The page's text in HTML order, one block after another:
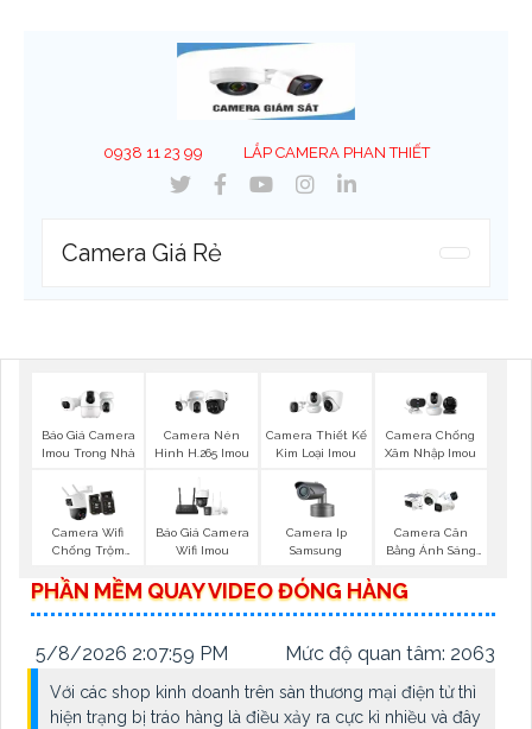
0938 11 23 99 LẮP CAMERA PHAN THIẾT
Camera Giá Rẻ
Báo Giá Camera
Imou Trong Nhà
Camera Nén
Hình H.265 Imou
Camera Thiết Kế
Kim Loại Imou
Camera Chống
Xâm Nhập Imou
Camera Wifi
Chống Trộm
Báo Giá Camera
Wifi Imou
Camera Ip
Samsung
Camera Cân
Bằng Ánh Sáng
PHẦN MỀM QUAY VIDEO ĐÓNG HÀNG
5/8/2026 2:07:59 PM Mức độ quan tâm: 2063
Với các shop kinh doanh trên sàn thương mại điện tử thì
hiện trạng bị tráo hàng là điều xảy ra cực kì nhiều và đây